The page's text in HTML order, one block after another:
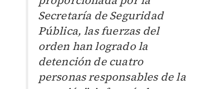
Secretaría de Seguridad
Pública, las fuerzas del
orden han logrado la
detención de cuatro
personas responsables de la